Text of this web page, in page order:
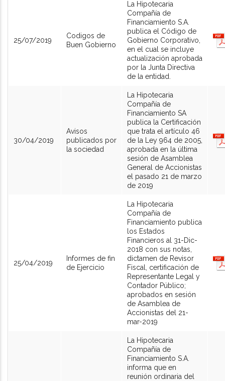
25/07/2019
Codigos de
Buen Gobierno
La Hipotecaria
Compañía de
Financiamiento S.A.
publica el Código de
Gobierno Corporativo,
en el cual se incluye
actualización aprobada
por la Junta Directiva
de la entidad.
30/04/2019
Avisos
publicados por
la sociedad
La Hipotecaria
Compañía de
Financiamiento SA
publica la Certificación
que trata el artículo 46
de la Ley 964 de 2005,
aprobada en la última
sesión de Asamblea
General de Accionistas
el pasado 21 de marzo
de 2019
25/04/2019
Informes de fin
de Ejercicio
La Hipotecaria
Compañía de
Financiamiento publica
los Estados
Financieros al 31-Dic-
2018 con sus notas,
dictamen de Revisor
Fiscal, certificación de
Representante Legal y
Contador Público;
aprobados en sesión
de Asamblea de
Accionistas del 21-
mar-2019
La Hipotecaria
Compañía de
Financiamiento S.A.
informa que en
reunión ordinaria del